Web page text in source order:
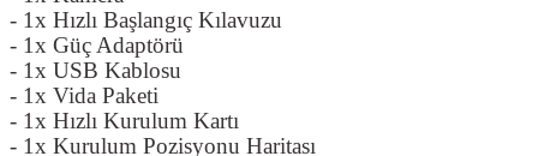
- 1x Hızlı Başlangıç ​​Kılavuzu
- 1x Güç Adaptörü
- 1x USB Kablosu
- 1x Vida Paketi
- 1x Hızlı Kurulum Kartı
- 1x Kurulum Pozisyonu Haritası